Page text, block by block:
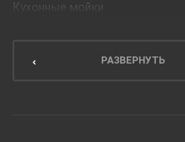
Кухонные мойки
Мебель для кухниРАЗВЕРНУТЬ